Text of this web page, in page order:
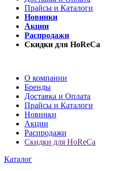
Прайсы и Каталоги
Новинки
Акции
Распродажи
Скидки для HoReCa
О компании
Бренды
Доставка и Оплата
Прайсы и Каталоги
Новинки
Акции
Распродажи
Скидки для HoReCa
Каталог